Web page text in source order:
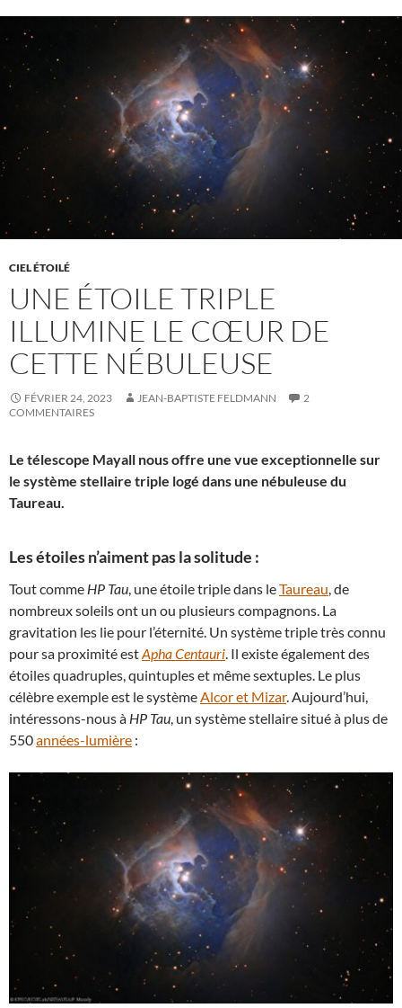
CIEL ÉTOILÉ
UNE ÉTOILE TRIPLE
ILLUMINE LE CŒUR DE
CETTE NÉBULEUSE
FÉVRIER 24, 2023 JEAN-BAPTISTE FELDMANN
2
COMMENTAIRES
Le télescope Mayall nous offre une vue exceptionnelle sur
le système stellaire triple logé dans une nébuleuse du
Taureau.
Les étoiles n’aiment pas la solitude :
Tout comme HP Tau, une étoile triple dans leTaureau, de
nombreux soleils ont un ou plusieurs compagnons. La
gravitation les lie pour l’éternité. Un système triple très connu
pour sa proximité estApha Centauri. Il existe également des
étoiles quadruples, quintuples et même sextuples. Le plus
célèbre exemple est le systèmeAlcor et Mizar. Aujourd’hui,
intéressons-nous à HP Tau, un système stellaire situé à plus de
550années-lumière :